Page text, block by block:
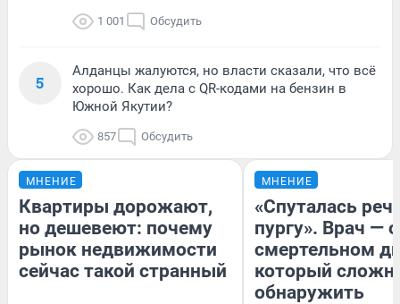
1 001 Обсудить
5
Алданцы жалуются, но власти сказали, что всё
хорошо. Как дела с QR-кодами на бензин в
Южной Якутии?
857 Обсудить
МНЕНИЕ
Квартиры дорожают,
но дешевеют: почему
рынок недвижимости
сейчас такой странный
МНЕНИЕ
«Спуталась
пургу». Врач — о
смертельном
который
обнаружить